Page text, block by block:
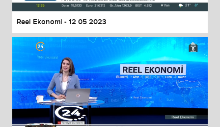
Reel Ekonomi - 12 05 2023